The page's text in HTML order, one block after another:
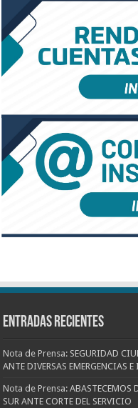
Entradas recientes
Nota de Prensa: SEGURIDAD
ANTE DIVERSAS EMERGENCIAS
Nota de Prensa: ABASTECEMOS
SUR ANTE CORTE DEL SERVICIO